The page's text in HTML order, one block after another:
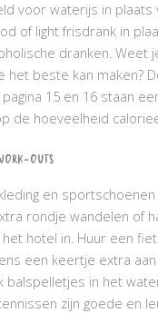
voor waterijs in plaats
of light frisdrank in
dranken. Weet
het beste kan maken?
pagina 15 en 16 staan
de hoeveelheid
outs
en sportschoenen
rondje wandelen of
hotel in. Huur een
een keertje extra
balspelletjes in het
zijn goede en